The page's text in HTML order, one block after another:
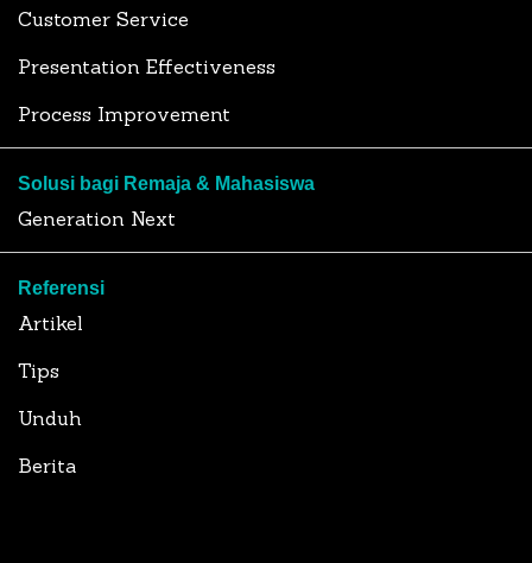
Customer Service
Presentation Effectiveness
Process Improvement
Solusi bagi Remaja & Mahasiswa
Generation Next
Referensi
Artikel
Tips
Unduh
Berita